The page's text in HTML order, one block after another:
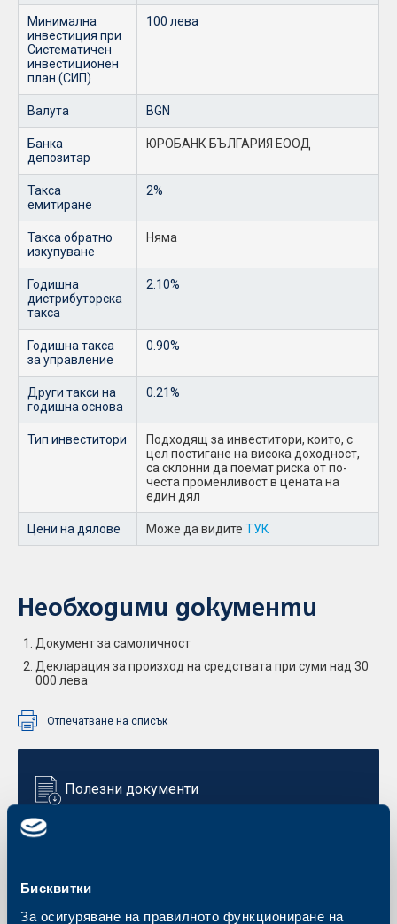
Бисквитки
За осигуряване на правилното функциониране на
Минимална
инвестиция при
Систематичен
инвестиционен
план (СИП)
100 лева
Валута BGN
Банка
депозитар
ЮРОБАНК БЪЛГАРИЯ ЕООД
Такса
емитиране
2%
Такса обратно
изкупуване
Няма
Годишна
дистрибуторска
такса
2.10%
Годишна такса
за управление
0.90%
Други такси на
годишна основа
0.21%
Тип инвеститори
Подходящ за инвеститори, които, с
цел постигане на висока доходност,
са склонни да поемат риска от по-
честа променливост в цената на
един дял
Цени на дялове Може да видите ТУК
Необходими документи
Документ за самоличност
Декларация за произход на средствата при суми над 30
000 лева
Отпечатване на списък
Полезни документи
Ключова информация Глобал Фарм Инвест 04.2021